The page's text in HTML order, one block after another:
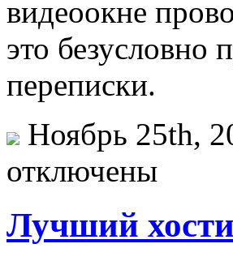
видеоокне
это безусловно
переписки.
Ноябрь 25th,
отключены
Лучший